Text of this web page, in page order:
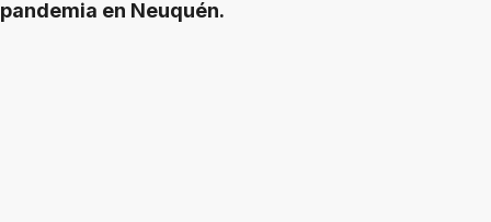
pandemia en Neuquén.